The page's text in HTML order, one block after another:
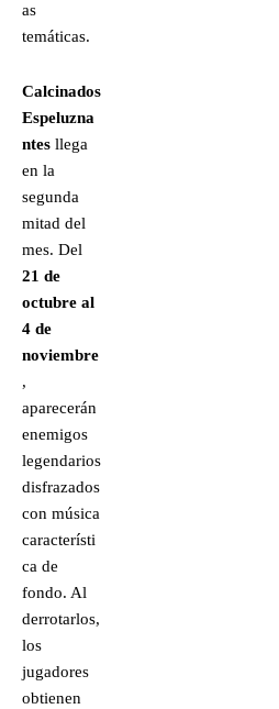
as
temáticas.
Calcinados
Espeluzna
ntes llega
en la
segunda
mitad del
mes. Del
21 de
octubre al
4 de
noviembre
,
aparecerán
enemigos
legendarios
disfrazados
con música
característi
ca de
fondo. Al
derrotarlos,
los
jugadores
obtienen